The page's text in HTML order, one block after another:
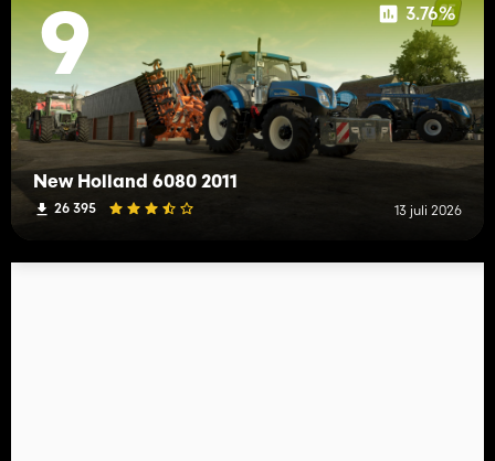
9 3.76%
New Holland 6080 2011
26 395 13 juli 2026